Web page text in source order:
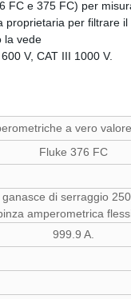
FC e 375 FC) per
proprietaria per filtrare
la vede
V, CAT III 1000 V.
a vero
Fluke 376 FC
ganasce di serraggio
amperometrica
999.9 A.